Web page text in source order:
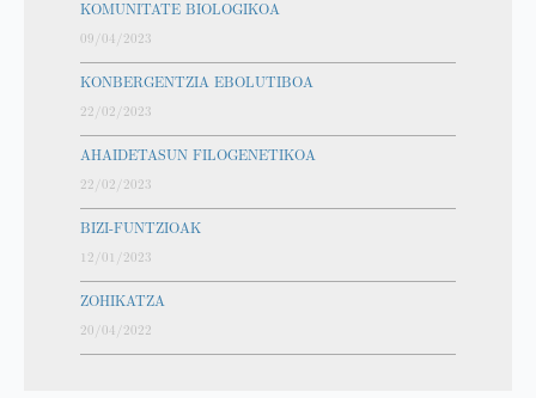
KOMUNITATE BIOLOGIKOA
09/04/2023
KONBERGENTZIA EBOLUTIBOA
22/02/2023
AHAIDETASUN FILOGENETIKOA
22/02/2023
BIZI-FUNTZIOAK
12/01/2023
ZOHIKATZA
20/04/2022